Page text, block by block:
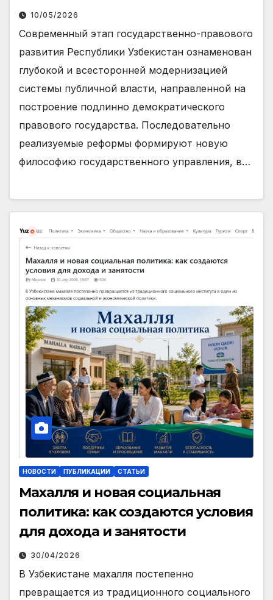
10/05/2026
Современный этап государственно-правового
развития Республики Узбекистан ознаменован
глубокой и всесторонней модернизацией
системы публичной власти, направленной на
построение подлинно демократического
правового государства. Последовательно
реализуемые реформы формируют новую
философию государственного управления, в…
НОВОСТИ ПУБЛИКАЦИИ СТАТЬИ
Махалля и новая социальная
политика: как создаются условия
для дохода и занятости
30/04/2026
В Узбекистане махалля постепенно
превращается из традиционного социального